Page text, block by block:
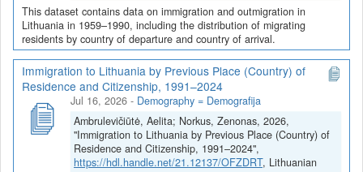
This dataset contains data on immigration and outmigration in
Lithuania in 1959–1990, including the distribution of migrating
residents by country of departure and country of arrival.
Immigration to Lithuania by Previous Place (Country) of
Residence and Citizenship, 1991–2024
Jul 16, 2026 - Demography = Demografija
Ambrulevičiūtė, Aelita; Norkus, Zenonas, 2026,
"Immigration to Lithuania by Previous Place (Country) of
Residence and Citizenship, 1991–2024",
https://hdl.handle.net/21.12137/OFZDRT, Lithuanian